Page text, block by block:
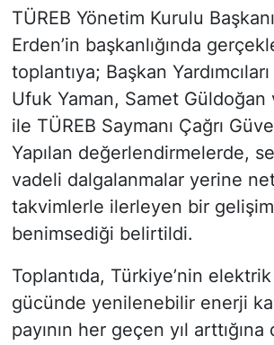
TÜREB Yönetim Kurulu
Erden’in başkanlığında
toplantıya; Başkan Yardımcıları
Ufuk Yaman, Samet Güldoğan
ile TÜREB Saymanı Çağrı
Yapılan değerlendirmelerde,
vadeli dalgalanmalar yerine
takvimlerle ilerleyen bir
benimsediği belirtildi.
Toplantıda, Türkiye’nin
gücünde yenilenebilir enerji
payının her geçen yıl